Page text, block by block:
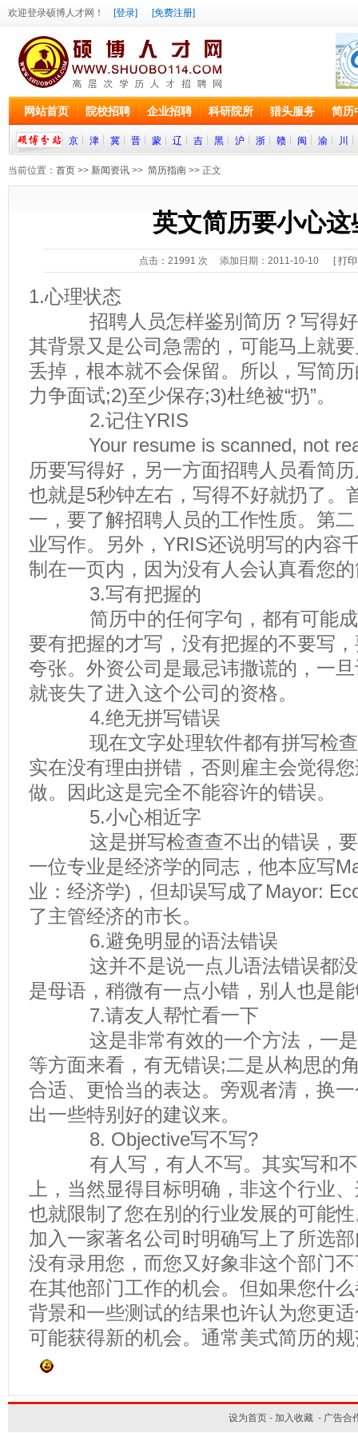
欢迎登录硕博人才网！ [登录] [免费注册]
网站首页 院校招聘 企业招聘 科研院所 猎头服务 简历
京 津 冀 晋 蒙 辽 吉 黑 沪 浙 赣 闽 渝 川
当前位置： 首页 >> 新闻资讯 >> 简历指南 >> 正文
英文简历要小心这
点击： 21991 次 添加日期：2011-10-10 [打印
1.心理状态
招聘人员怎样鉴别简历？写得好
其背景又是公司急需的，可能马上就
丢掉，根本就不会保留。所以，写简
力争面试;2)至少保存;3)杜绝被“扔”。
2.记住YRIS
Your resume is scanned, not
历要写得好，另一方面招聘人员看简
也就是5秒钟左右，写得不好就扔了。
一，要了解招聘人员的工作性质。第
业写作。另外，YRIS还说明写的内容
制在一页内，因为没有人会认真看您
3.写有把握的
简历中的任何字句，都有可能成
要有把握的才写，没有把握的不要写
夸张。外资公司是最忌讳撒谎的，一
就丧失了进入这个公司的资格。
4.绝无拼写错误
现在文字处理软件都有拼写检查
实在没有理由拼错，否则雇主会觉得
做。因此这是完全不能容许的错误。
5.小心相近字
这是拼写检查查不出的错误，要
一位专业是经济学的同志，他本应写
业：经济学)，但却误写成了Mayor:
了主管经济的市长。
6.避免明显的语法错误
这并不是说一点儿语法错误都没
是母语，稍微有一点小错，别人也是
7.请友人帮忙看一下
这是非常有效的一个方法，一是
等方面来看，有无错误;二是从构思的
合适、更恰当的表达。旁观者清，换
出一些特别好的建议来。
8. Objective写不写?
有人写，有人不写。其实写和不
上，当然显得目标明确，非这个行业
也就限制了您在别的行业发展的可能
加入一家著名公司时明确写上了所选
没有录用您，而您又好象非这个部门
在其他部门工作的机会。但如果您什
背景和一些测试的结果也许认为您更
可能获得新的机会。通常美式简历的
设为首页- 加入收藏- 广告合